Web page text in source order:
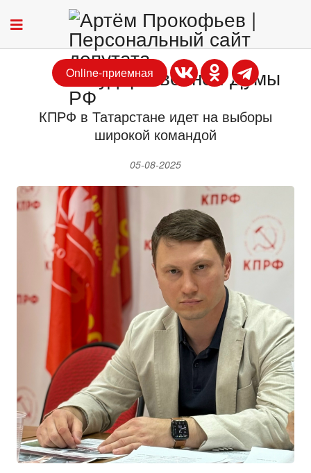
Online-приемная
КПРФ в Татарстане идет на выборы
широкой командой
05-08-2025